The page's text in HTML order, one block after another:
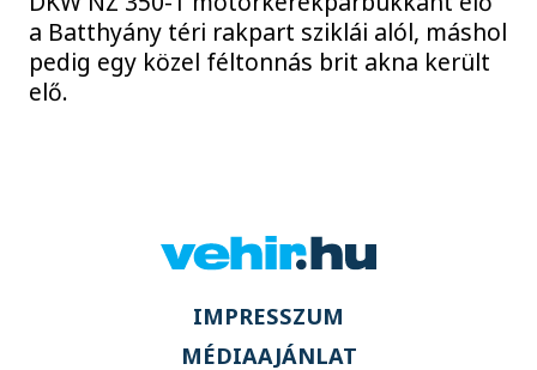
a Batthyány téri rakpart sziklái alól, máshol
pedig egy közel féltonnás brit akna került
elő.
IMPRESSZUM
MÉDIAAJÁNLAT